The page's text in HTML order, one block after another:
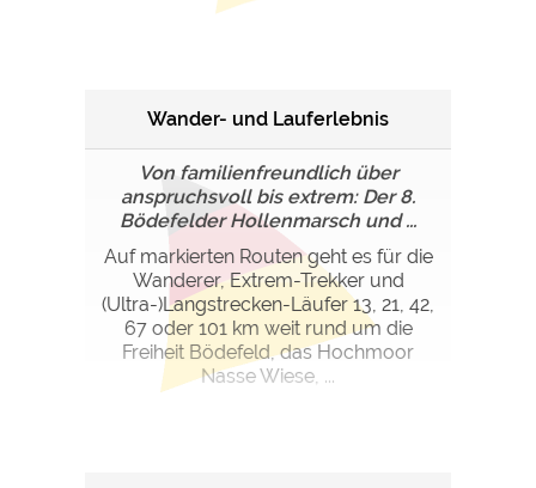
Wander- und Lauferlebnis
Von familienfreundlich über
anspruchsvoll bis extrem: Der 8.
Bödefelder Hollenmarsch und ...
Auf markierten Routen geht es für die
Wanderer, Extrem-Trekker und
(Ultra-)Langstrecken-Läufer 13, 21, 42,
67 oder 101 km weit rund um die
Freiheit Bödefeld, das Hochmoor
Nasse Wiese, ...